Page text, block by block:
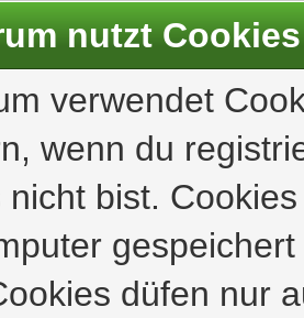
nutzt Cookies
verwendet
wenn du
bist.
düfen nur